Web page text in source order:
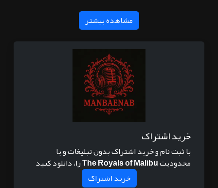
مشاهده بیشتر
خرید اشتراک
با ثبت نام و خرید اشتراک بدون تبلیغات و یا
محدودیتThe Royals of Malibuرا، دانلود کنید
خرید اشتراک